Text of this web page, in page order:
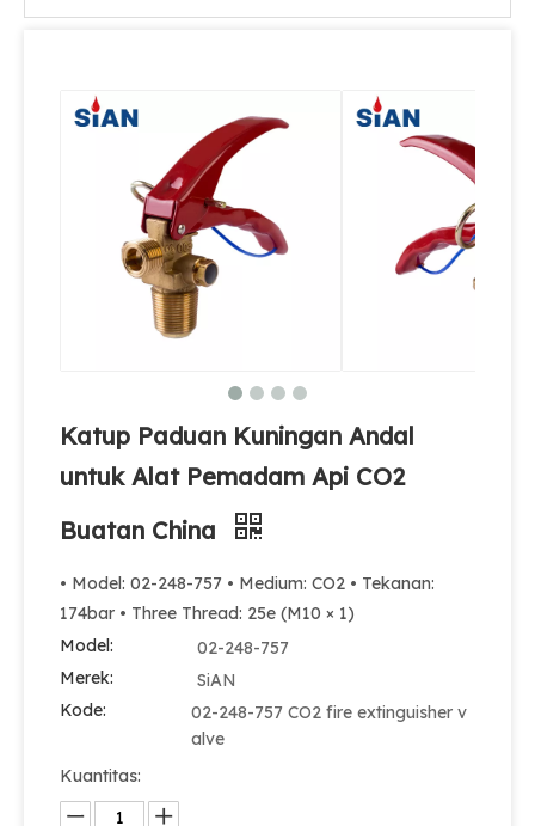
Katup Pemadam Api CO2 Aman
Katup Paduan Kuningan Andal
untuk Alat Pemadam Api CO2
Buatan China
• Model: 02-248-757 • Medium: CO2 • Tekanan:
174bar • Three Thread: 25e (M10 × 1)
Model:
02-248-757
Merek:
SiAN
Kode:
02-248-757 CO2 fire extinguisher v
alve
Kuantitas: